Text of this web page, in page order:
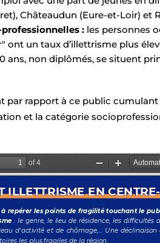
Châteaudun (Eure-et-Loir) et
: les personnes
ont un taux d’illettrisme plus
ans, non diplômés, se situent
par rapport à ce public
et la catégorie